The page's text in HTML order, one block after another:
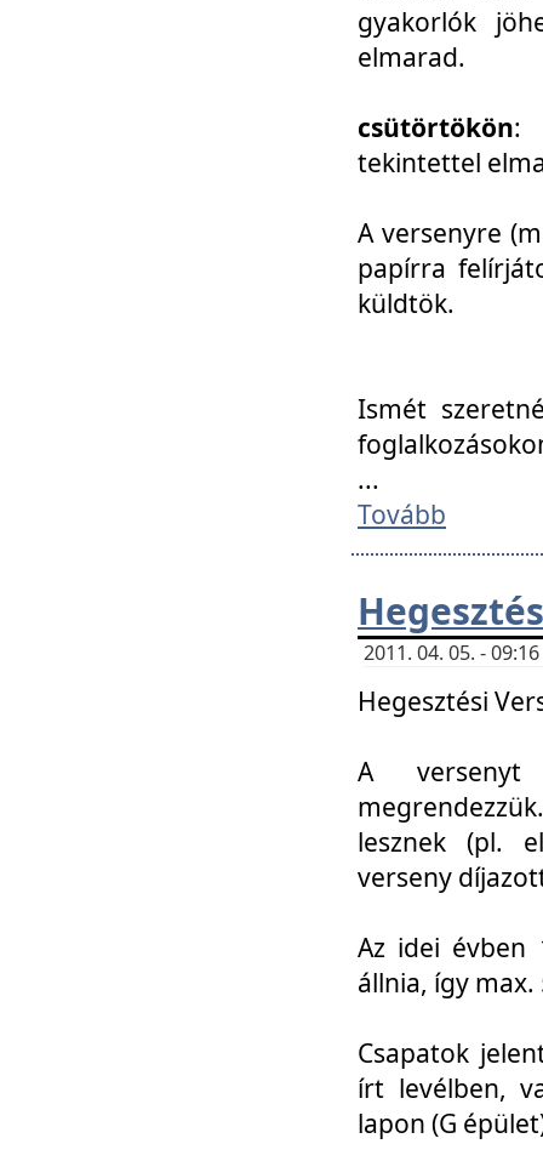
gyakorlók
elmarad.
csütörtökön:
tekintettel
A versenyre
papírra
küldtök.
Ismét
...
Tovább
2011. 04. 05. -
Hegesztési
A versenyt
lesznek (pl.
verseny
Az idei évben
állnia, így
Csapatok
írt levélben,
lapon (G